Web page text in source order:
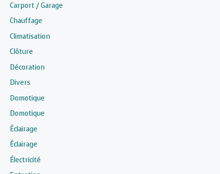
Carport / Garage
Chauffage
Climatisation
Clôture
Décoration
Divers
Domotique
Domotique
Éclairage
Éclairage
Électricité